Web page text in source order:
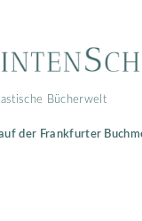
Bücherwelt
der Frankfurter